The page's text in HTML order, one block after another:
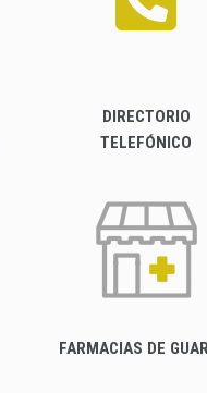
DIRECTORIO
TELEFÓNICO
FARMACIAS DE